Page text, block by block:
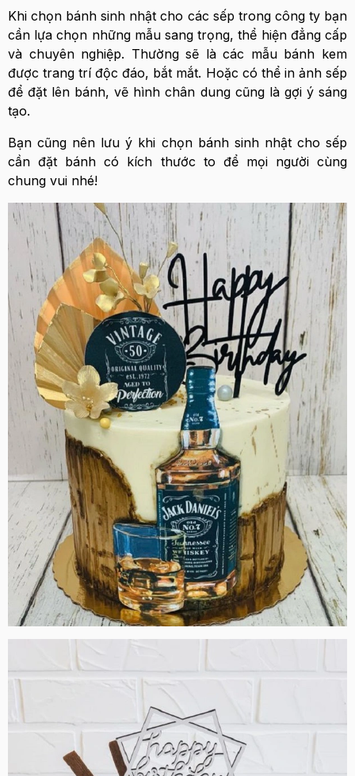
Khi chọn bánh sinh nhật cho các sếp trong công ty bạn
cần lựa chọn những mẫu sang trọng, thể hiện đẳng cấp
và chuyên nghiệp. Thường sẽ là các mẫu bánh kem
được trang trí độc đáo, bắt mắt. Hoặc có thể in ảnh sếp
để đặt lên bánh, vẽ hình chân dung cũng là gợi ý sáng
tạo.
Bạn cũng nên lưu ý khi chọn bánh sinh nhật cho sếp
cần đặt bánh có kích thước to để mọi người cùng
chung vui nhé!